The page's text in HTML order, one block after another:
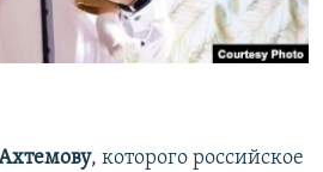
, которого российское